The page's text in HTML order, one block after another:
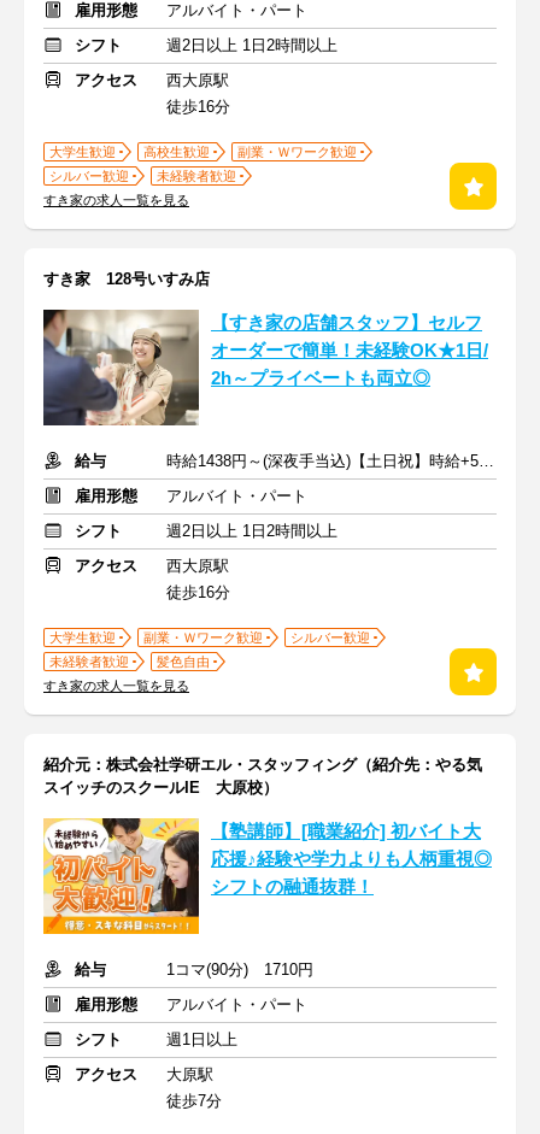
雇用形態
アルバイト・パート
シフト
週2日以上 1日2時間以上
アクセス
西大原駅
徒歩16分
大学生歓迎 高校生歓迎
副業・Ｗワーク歓迎
シルバー歓迎
未経験者歓迎
すき家の求人一覧を見る
すき家 128号いすみ店
【すき家の店舗スタッフ】セルフ
オーダーで簡単！未経験OK★1日/
2h～プライベートも両立◎
給与
時給1438円～(深夜手当込)【土日祝】時給+50円 ※交通費支給
雇用形態
アルバイト・パート
シフト
週2日以上 1日2時間以上
アクセス
西大原駅
徒歩16分
大学生歓迎 副業・Ｗワーク歓迎
シルバー歓迎
未経験者歓迎
髪色自由
すき家の求人一覧を見る
紹介元：株式会社学研エル・スタッフィング（紹介先：やる気
スイッチのスクールIE 大原校）
【塾講師】[職業紹介] 初バイト大
応援♪経験や学力よりも人柄重視◎
シフトの融通抜群！
給与
1コマ(90分) 1710円
雇用形態
アルバイト・パート
シフト
週1日以上
アクセス
大原駅
徒歩7分